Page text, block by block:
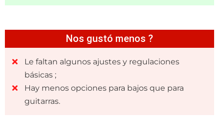
Nos gustó menos ?
Le faltan algunos ajustes y regulaciones
básicas ;
Hay menos opciones para bajos que para
guitarras.